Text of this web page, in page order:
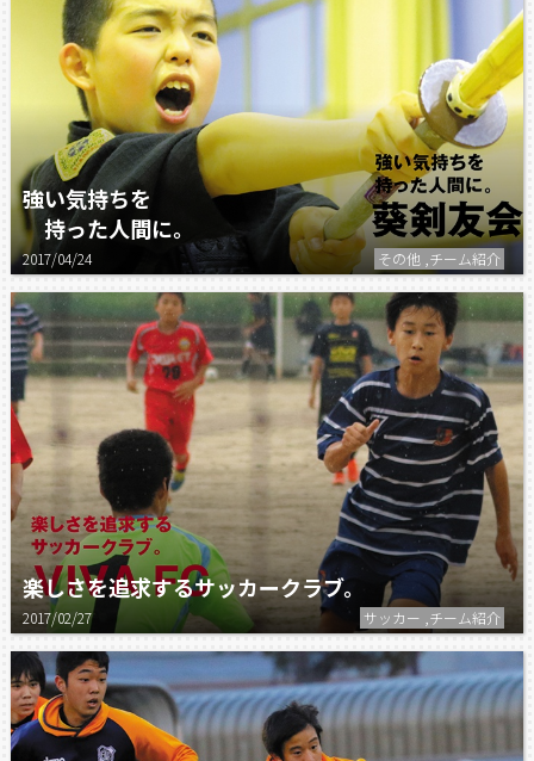
強い気持ちを
持った人間に。
2017/04/24 その他 ,チーム紹介
楽しさを追求するサッカークラブ。
2017/02/27 サッカー ,チーム紹介